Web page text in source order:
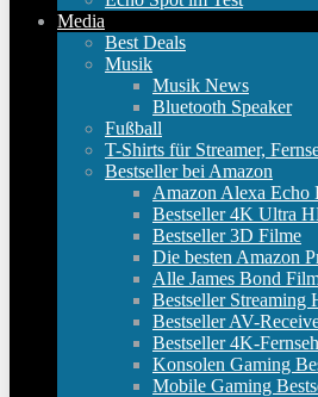
Media
Best Deals
Musik
Musik News
Bluetooth Speaker
Fußball
T-Shirts für Streamer,
Bestseller bei Amazon
Amazon Alexa Echo
Bestseller 4K Ultra
Bestseller 3D Filme
Die besten Amazon
Alle James Bond
Bestseller Streaming
Bestseller AV-
Bestseller 4K-
Konsolen Gaming
Mobile Gaming